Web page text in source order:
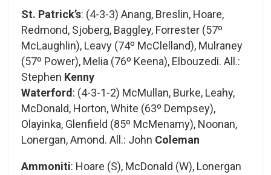
St. Patrick’s: (4-3-3) Anang, Breslin, Hoare,
Redmond, Sjoberg, Baggley, Forrester (57º
McLaughlin), Leavy (74º McClelland), Mulraney
(57º Power), Melia (76º Keena), Elbouzedi. All.:
Stephen Kenny
Waterford: (4-3-1-2) McMullan, Burke, Leahy,
McDonald, Horton, White (63º Dempsey),
Olayinka, Glenfield (85º McMenamy), Noonan,
Lonergan, Amond. All.: John Coleman
Ammoniti: Hoare (S), McDonald (W), Lonergan